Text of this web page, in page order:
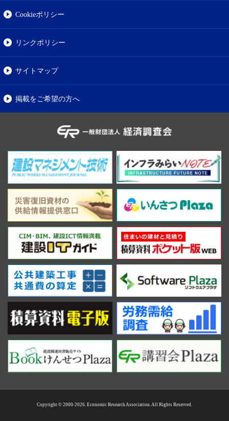
Cookieポリシー
リンクポリシー
サイトマップ
掲載をご希望の方へ
Copyright © 2000-2026. Economic Research Association. All Rights Reserved.